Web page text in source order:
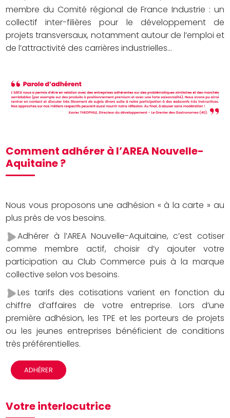
membre du Comité régional de France Industrie : un
collectif inter-filières pour le développement de
projets transversaux, notamment autour de l’emploi et
de l’attractivité des carrières industrielles...
Comment adhérer à l’AREA Nouvelle-
Aquitaine ?
Nous vous proposons une adhésion « à la carte » au
plus près de vos besoins.
Adhérer à l’AREA Nouvelle-Aquitaine, c’est cotiser
comme membre actif, choisir d’y ajouter votre
participation au Club Commerce puis à la marque
collective selon vos besoins.
Les tarifs des cotisations varient en fonction du
chiffre d’affaires de votre entreprise. Lors d’une
première adhésion, les TPE et les porteurs de projets
ou les jeunes entreprises bénéficient de conditions
très préférentielles.
ADHÉRER
Votre interlocutrice